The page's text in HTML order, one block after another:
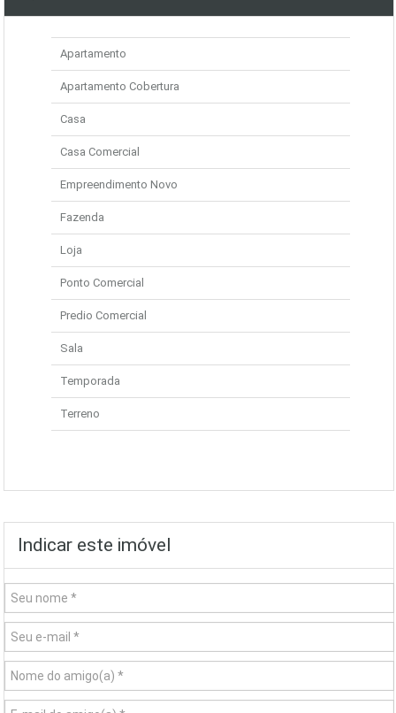
Apartamento
Apartamento Cobertura
Casa
Casa Comercial
Empreendimento Novo
Fazenda
Loja
Ponto Comercial
Predio Comercial
Sala
Temporada
Terreno
Indicar este imóvel